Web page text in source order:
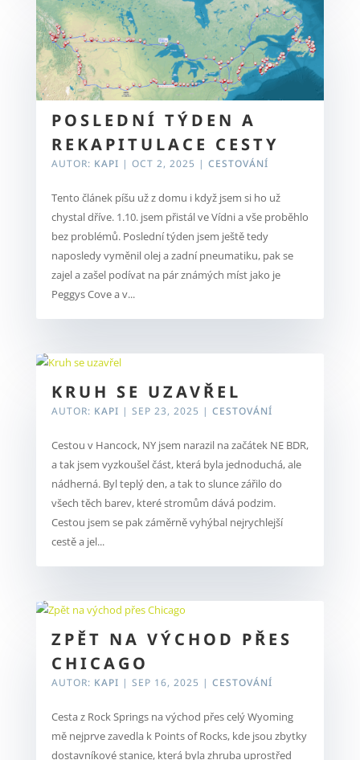
POSLEDNÍ TÝDEN A
REKAPITULACE CESTY
AUTOR: KAPI | OCT 2, 2025 | CESTOVÁNÍ
Tento článek píšu už z domu i když jsem si ho už
chystal dříve. 1.10. jsem přistál ve Vídni a vše proběhlo
bez problémů. Poslední týden jsem ještě tedy
naposledy vyměnil olej a zadní pneumatiku, pak se
zajel a zašel podívat na pár známých míst jako je
Peggys Cove a v...
KRUH SE UZAVŘEL
AUTOR: KAPI | SEP 23, 2025 | CESTOVÁNÍ
Cestou v Hancock, NY jsem narazil na začátek NE BDR,
a tak jsem vyzkoušel část, která byla jednoduchá, ale
nádherná. Byl teplý den, a tak to slunce zářilo do
všech těch barev, které stromům dává podzim.
Cestou jsem se pak záměrně vyhýbal nejrychlejší
cestě a jel...
ZPĚT NA VÝCHOD PŘES
CHICAGO
AUTOR: KAPI | SEP 16, 2025 | CESTOVÁNÍ
Cesta z Rock Springs na východ přes celý Wyoming
mě nejprve zavedla k Points of Rocks, kde jsou zbytky
dostavníkové stanice, která byla zhruba uprostřed